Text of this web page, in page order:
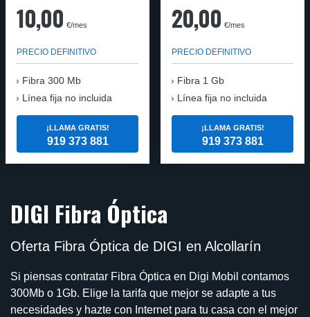
10,00 €/mes
PRECIO DEFINITIVO
Fibra 300 Mb
Línea fija no incluida
¡LLAMA GRATIS!
919 373 881
20,00 €/mes
PRECIO DEFINITIVO
Fibra 1 Gb
Línea fija no incluida
¡LLAMA GRATIS!
919 373 881
DIGI Fibra Óptica
Oferta Fibra Óptica de DIGI en Alcollarín
Si piensas contratar Fibra Óptica en Digi Mobil contamos
300Mb o 1Gb. Elige la tarifa que mejor se adapte a tus
necesidades y hazte con Internet para tu casa con el mejor